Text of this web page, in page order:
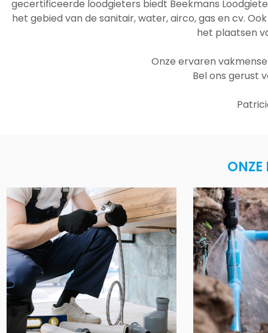
gecertificeerde loodgieters biedt Beekmans
het gebied van de sanitair, water, airco, gas en cv.
het plaatsen
Onze ervaren
Bel ons gerust
ONZE